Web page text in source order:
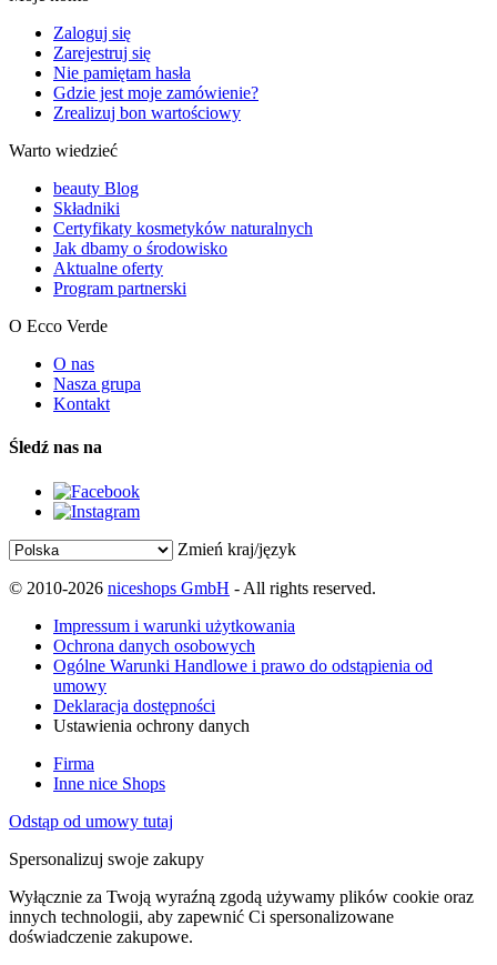
Zaloguj się
Zarejestruj się
Nie pamiętam hasła
Gdzie jest moje zamówienie?
Zrealizuj bon wartościowy
Warto wiedzieć
beauty Blog
Składniki
Certyfikaty kosmetyków naturalnych
Jak dbamy o środowisko
Aktualne oferty
Program partnerski
O Ecco Verde
O nas
Nasza grupa
Kontakt
Śledź nas na
Zmień kraj/język
© 2010-2026 niceshops GmbH - All rights reserved.
Impressum i warunki użytkowania
Ochrona danych osobowych
Ogólne Warunki Handlowe i prawo do odstąpienia od
umowy
Deklaracja dostępności
Ustawienia ochrony danych
Firma
Inne nice Shops
Odstąp od umowy tutaj
Spersonalizuj swoje zakupy
Wyłącznie za Twoją wyraźną zgodą używamy plików cookie oraz
innych technologii, aby zapewnić Ci spersonalizowane
doświadczenie zakupowe.